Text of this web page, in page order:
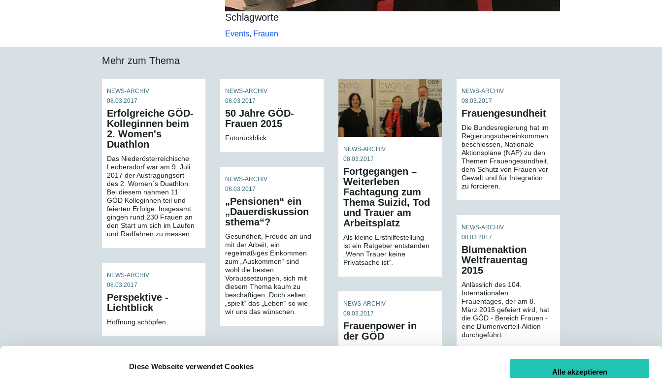
Diese Webseite verwendet Cookies
Alle akzeptieren
Schlagworte
Events, Frauen
Mehr zum Thema
NEWS-ARCHIV
08.03.2017
Erfolgreiche GÖD-
Kolleginnen beim
2. Women's
Duathlon
Das Niederösterreichische
Leobersdorf war am 9. Juli
2017 der Austragungsort
des 2. Women´s Duathlon.
Bei diesem nahmen 11
GÖD Kolleginnen teil und
feierten Erfolge. Insgesamt
gingen rund 230 Frauen an
den Start um sich im Laufen
und Radfahren zu messen.
NEWS-ARCHIV
08.03.2017
50 Jahre GÖD-
Frauen 2015
Fotorückblick
NEWS-ARCHIV
08.03.2017
Fortgegangen –
Weiterleben
Fachtagung zum
Thema Suizid, Tod
und Trauer am
Arbeitsplatz
Als kleine Ersthilfestellung
ist ein Ratgeber entstanden
„Wenn Trauer keine
Privatsache ist“.
NEWS-ARCHIV
08.03.2017
Frauengesundheit
Die Bundesregierung hat im
Regierungsübereinkommen
beschlossen, Nationale
Aktionspläne (NAP) zu den
Themen Frauengesundheit,
dem Schutz von Frauen vor
Gewalt und für Integration
zu forcieren.
NEWS-ARCHIV
08.03.2017
„Pensionen“ ein
„Dauerdiskussion
sthema“?
Gesundheit, Freude an und
mit der Arbeit, ein
regelmäßiges Einkommen
zum „Auskommen“ sind
wohl die besten
Voraussetzungen, sich mit
diesem Thema kaum zu
beschäftigen. Doch selten
„spielt“ das „Leben“ so wie
wir uns das wünschen.
NEWS-ARCHIV
08.03.2017
Blumenaktion
Weltfrauentag
2015
Anlässlich des 104.
Internationalen
Frauentages, der am 8.
März 2015 gefeiert wird, hat
die GÖD - Bereich Frauen -
eine Blumenverteil-Aktion
durchgeführt.
NEWS-ARCHIV
08.03.2017
Perspektive -
Lichtblick
Hoffnung schöpfen.
NEWS-ARCHIV
08.03.2017
Frauenpower in
der GÖD